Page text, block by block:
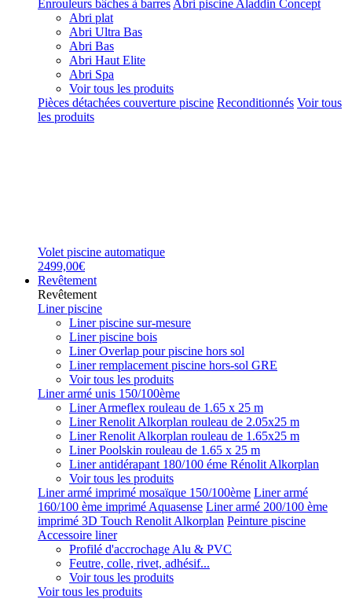
Enrouleurs bâches à barres Abri piscine Aladdin Concept
Abri plat
Abri Ultra Bas
Abri Bas
Abri Haut Elite
Abri Spa
Voir tous les produits
Pièces détachées couverture piscine Reconditionnés Voir tous
les produits
Volet piscine automatique
2499,00€
Revêtement
Revêtement
Liner piscine
Liner piscine sur-mesure
Liner piscine bois
Liner Overlap pour piscine hors sol
Liner remplacement piscine hors-sol GRE
Voir tous les produits
Liner armé unis 150/100ème
Liner Armeflex rouleau de 1.65 x 25 m
Liner Renolit Alkorplan rouleau de 2.05x25 m
Liner Renolit Alkorplan rouleau de 1.65x25 m
Liner Poolskin rouleau de 1.65 x 25 m
Liner antidérapant 180/100 éme Rénolit Alkorplan
Voir tous les produits
Liner armé imprimé mosaïque 150/100ème Liner armé
160/100 ème imprimé Aquasense Liner armé 200/100 ème
imprimé 3D Touch Renolit Alkorplan Peinture piscine
Accessoire liner
Profilé d'accrochage Alu & PVC
Feutre, colle, rivet, adhésif...
Voir tous les produits
Voir tous les produits